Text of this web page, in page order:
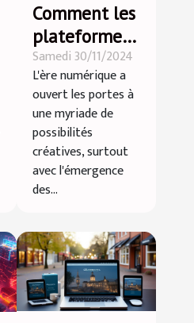
Comment les
plateformes
de vidéos
courtes
dynamisent
la créativité
numérique
Samedi 30/11/2024
L'ère numérique a
ouvert les portes à
une myriade de
possibilités
créatives, surtout
avec l'émergence
des...